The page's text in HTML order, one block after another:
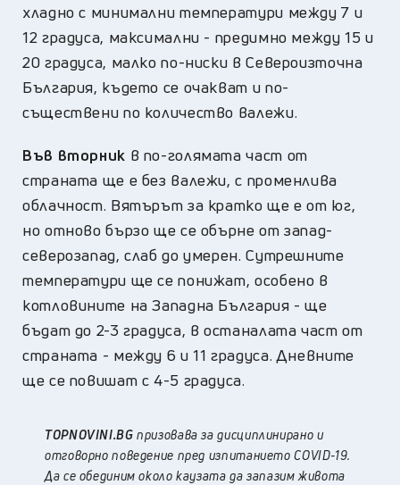
хладно с минимални температури между 7 и
12 градуса, максимални - предимно между 15 и
20 градуса, малко по-ниски в Североизточна
България, където се очакват и по-
съществени по количество валежи.
Във вторник в по-голямата част от
страната ще е без валежи, с променлива
облачност. Вятърът за кратко ще е от юг,
но отново бързо ще се обърне от запад-
северозапад, слаб до умерен. Сутрешните
температури ще се понижат, особено в
котловините на Западна България - ще
бъдат до 2-3 градуса, в останалата част от
страната - между 6 и 11 градуса. Дневните
ще се повишат с 4-5 градуса.
TOPNOVINI.BG призовава за дисциплинирано и
отговорно поведение пред изпитанието COVID-19.
Да се обединим около каузата да запазим живота